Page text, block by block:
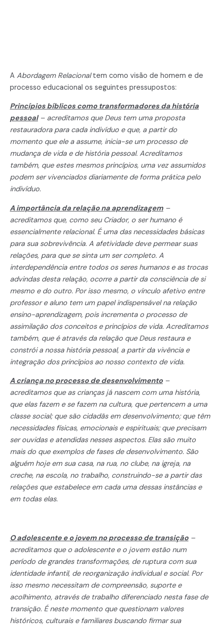
A Abordagem Relacionaltem como visão de homem e de
processo educacional os seguintes pressupostos:
Princípios bíblicos como transformadores da história
pessoal– acreditamos que Deus tem uma proposta
restauradora para cada indivíduo e que, a partir do
momento que ele a assume, inicia-se um processo de
mudança de vida e de história pessoal. Acreditamos
também, que estes mesmos princípios, uma vez assumidos
podem ser vivenciados diariamente de forma prática pelo
indivíduo.
A importância da relação na aprendizagem –
acreditamos que, como seu Criador, o ser humano é
essencialmente relacional. É uma das necessidades básicas
para sua sobrevivência. A afetividade deve permear suas
relações, para que se sinta um ser completo. A
interdependência entre todos os seres humanos e as trocas
advindas desta relação, ocorre a partir da consciência de si
mesmo e do outro. Por isso mesmo, o vínculo afetivo entre
professor e aluno tem um papel indispensável na relação
ensino-aprendizagem, pois incrementa o processo de
assimilação dos conceitos e princípios de vida. Acreditamos
também, que é através da relação que Deus restaura e
constrói a nossa história pessoal, a partir da vivência e
integração dos princípios ao nosso contexto de vida.
A criança no processo de desenvolvimento–
acreditamos que as crianças já nascem com uma história,
que elas fazem e se fazem na cultura, que pertencem a uma
classe social; que são cidadãs em desenvolvimento; que têm
necessidades físicas, emocionais e espirituais; que precisam
ser ouvidas e atendidas nesses aspectos. Elas são muito
mais do que exemplos de fases de desenvolvimento. São
alguém hoje em sua casa, na rua, no clube, na igreja, na
creche, na escola, no trabalho, construindo-se a partir das
relações que estabelece em cada uma dessas instâncias e
em todas elas.
O adolescente e o jovem no processo de transição–
acreditamos que o adolescente e o jovem estão num
período de grandes transformações, de ruptura com sua
identidade infantil, de reorganização individual e social. Por
isso mesmo necessitam de compreensão, suporte e
acolhimento, através de trabalho diferenciado nesta fase de
transição. É neste momento que questionam valores
históricos, culturais e familiares buscando firmar sua